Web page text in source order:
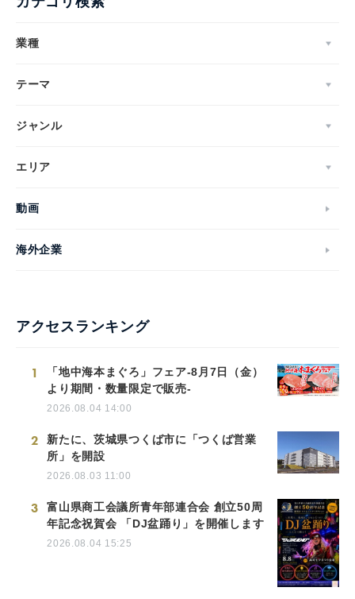
業種
テーマ
ジャンル
エリア
動画
海外企業
アクセスランキング
1
「地中海本まぐろ」フェア-8月7日（金）
より期間・数量限定で販売-
2026.08.04 14:00
2
新たに、茨城県つくば市に「つくば営業
所」を開設
2026.08.03 11:00
3
富山県商工会議所青年部連合会 創立50周
年記念祝賀会 「DJ盆踊り」を開催します
2026.08.04 15:25